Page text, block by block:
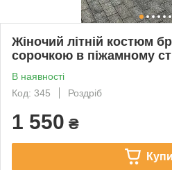
Жіночий літній костюм
сорочкою в піжамному
В наявності
Код: 345
Роздріб
1 550 ₴